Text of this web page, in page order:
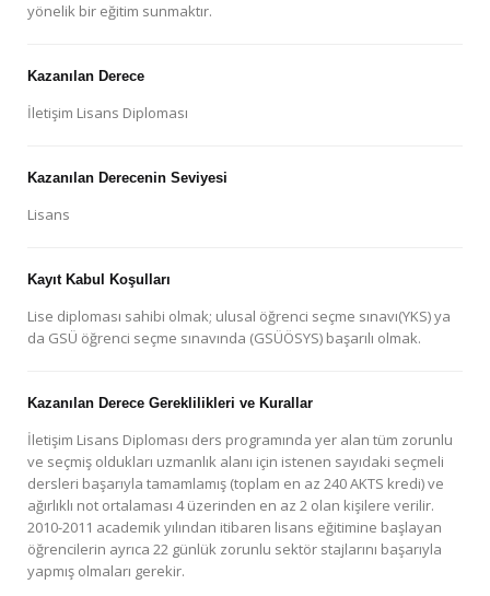
yönelik bir eğitim sunmaktır.
Kazanılan Derece
İletişim Lisans Diploması
Kazanılan Derecenin Seviyesi
Lisans
Kayıt Kabul Koşulları
Lise diploması sahibi olmak; ulusal öğrenci seçme sınavı(YKS) ya
da GSÜ öğrenci seçme sınavında (GSÜÖSYS) başarılı olmak.
Kazanılan Derece Gereklilikleri ve Kurallar
İletişim Lisans Diploması ders programında yer alan tüm zorunlu
ve seçmiş oldukları uzmanlık alanı için istenen sayıdaki seçmeli
dersleri başarıyla tamamlamış (toplam en az 240 AKTS kredi) ve
ağırlıklı not ortalaması 4 üzerinden en az 2 olan kişilere verilir.
2010-2011 academik yılından itibaren lisans eğitimine başlayan
öğrencilerin ayrıca 22 günlük zorunlu sektör stajlarını başarıyla
yapmış olmaları gerekir.